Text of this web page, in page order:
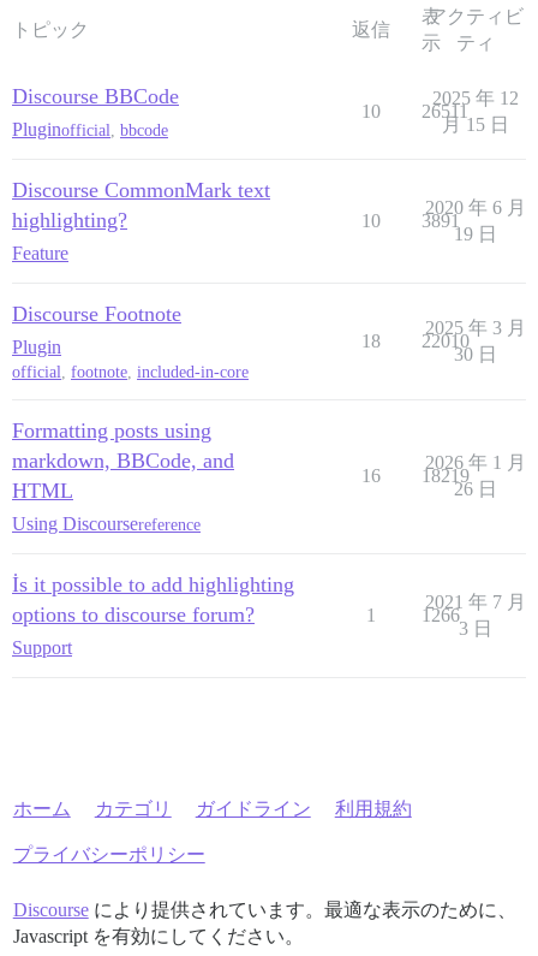
トピック 返信
表
示
アクティビ
ティ
Discourse BBCode
Pluginofficial bbcode
10 26511
2025 年 12
月 15 日
Discourse CommonMark text
highlighting?
Feature
10 3891
2020 年 6 月
19 日
Discourse Footnote
Plugin
official, footnote, included-in-core
18 22010
2025 年 3 月
30 日
Formatting posts using
markdown, BBCode, and
HTML
Using Discoursereference
16 18219
2026 年 1 月
26 日
İs it possible to add highlighting
options to discourse forum?
Support
1 1266
2021 年 7 月
3 日
ホーム カテゴリ ガイドライン 利用規約
プライバシーポリシー
Discourseにより提供されています。最適な表示のために、
Javascript を有効にしてください。